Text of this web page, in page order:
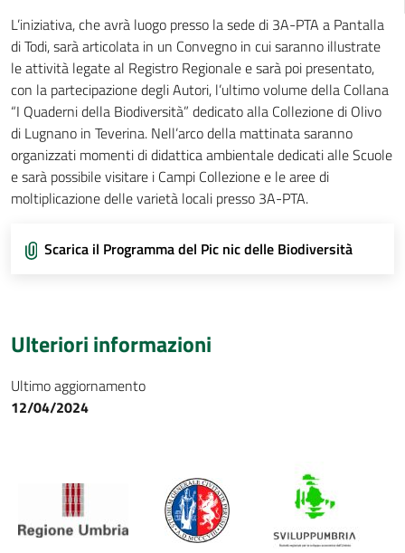
L’iniziativa, che avrà luogo presso la sede di 3A-PTA a Pantalla
di Todi, sarà articolata in un Convegno in cui saranno illustrate
le attività legate al Registro Regionale e sarà poi presentato,
con la partecipazione degli Autori, l’ultimo volume della Collana
“I Quaderni della Biodiversità” dedicato alla Collezione di Olivo
di Lugnano in Teverina. Nell’arco della mattinata saranno
organizzati momenti di didattica ambientale dedicati alle Scuole
e sarà possibile visitare i Campi Collezione e le aree di
moltiplicazione delle varietà locali presso 3A-PTA.
Scarica il Programma del Pic nic delle Biodiversità
Ulteriori informazioni
Ultimo aggiornamento
12/04/2024